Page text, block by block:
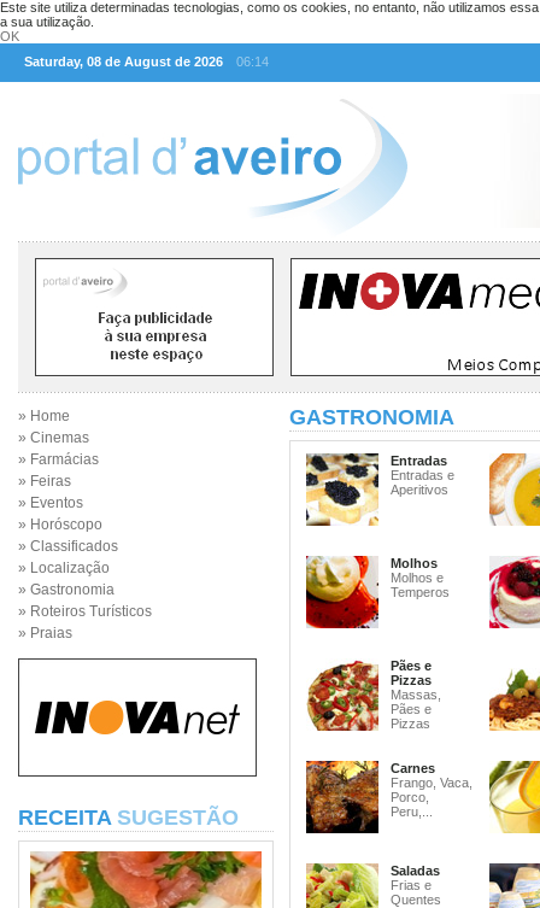
Este site utiliza determinadas tecnologias, como os cookies, no entanto, não utilizamos
a sua utilização.
OK
Saturday, 08 de August de 2026
06:14
» Home
» Cinemas
» Farmácias
» Feiras
» Eventos
» Horóscopo
» Classificados
» Localização
» Gastronomia
» Roteiros Turísticos
» Praias
RECEITA SUGESTÃO
GASTRONOMIA
Entradas
Entradas e
Aperitivos
Molhos
Molhos e
Temperos
Pães e
Pizzas
Massas,
Pães e
Pizzas
Carnes
Frango, Vaca,
Porco,
Peru,...
Saladas
Frias e
Quentes